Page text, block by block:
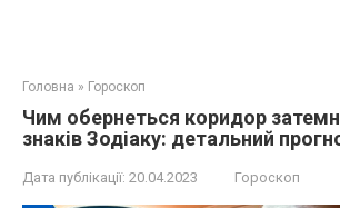
Головна » Гороскоп
Чим обернеться коридор
знаків Зодіаку: детальний
Дата публікації: 20.04.2023 Гороскоп